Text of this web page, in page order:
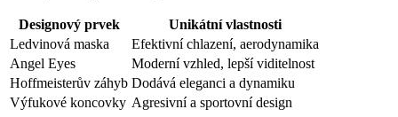
Designový prvek
Unikátní vlastnosti
Ledvinová maska
Efektivní chlazení, aerodynamika
Angel Eyes
Moderní vzhled, lepší viditelnost
Hoffmeisterův záhyb Dodává eleganci a dynamiku
Výfukové koncovky Agresivní a sportovní design